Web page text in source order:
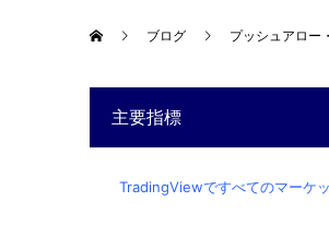
ブログ プッシュアロー
主要指標
TradingViewですべてのマーケ